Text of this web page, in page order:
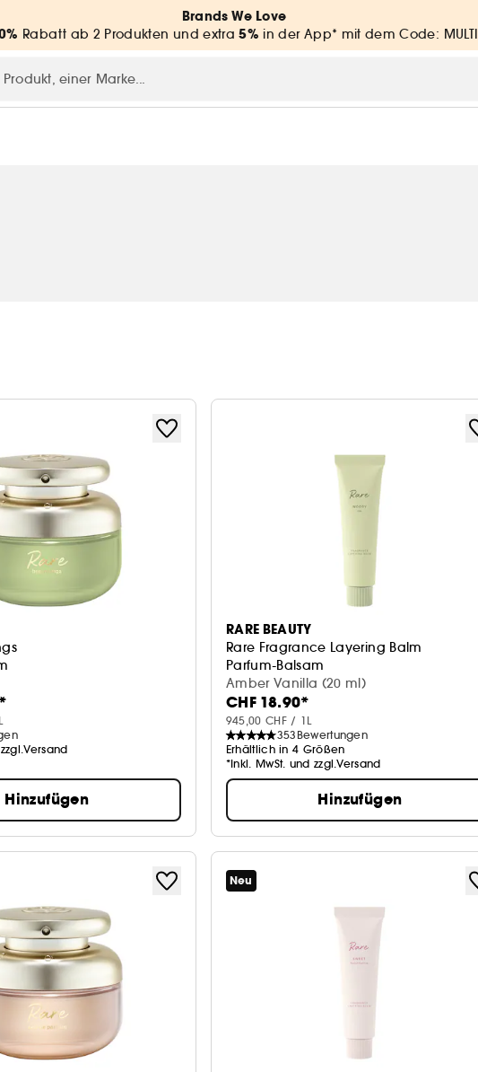
Brands We Love
Rabatt ab 2 Produkten und extra5% in der App* mit dem Code: MULTI
Hinzufügen
RARE BEAUTY
Rare Fragrance Layering Balm
Parfum-Balsam
Amber Vanilla (20 ml)
CHF 18.90*
945,00 CHF / 1L
353 Bewertungen
Erhältlich in 4 Größen
*Inkl. MwSt. und zzgl.Versand
Hinzufügen
Neu